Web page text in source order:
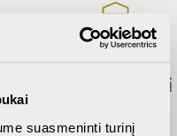
suasmeninti turinį
Banko
pasiūlymai